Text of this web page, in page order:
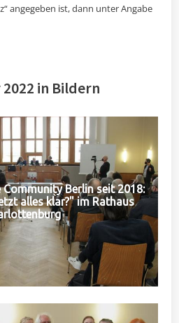
angegeben ist, dann unter Angabe
2022 in Bildern
Berlin seit 2018:
alles klar?" im Rathaus